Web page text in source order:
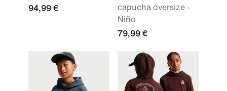
94,99 €
capucha oversize -
Niño
79,99 €